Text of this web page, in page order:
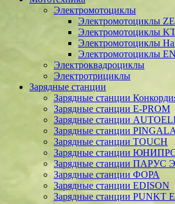
Электромотоциклы
Электромотоциклы
Электромотоциклы
Электромотоциклы
Электромотоциклы
Электроквадроциклы
Электротрициклы
Зарядные станции
Зарядные станции
Зарядные станции E-PROM
Зарядные станции
Зарядные станции
Зарядные станции TOUCH
Зарядные станции
Зарядные станции ПАРУС
Зарядные станции ФОРА
Зарядные станции EDISON
Зарядные станции PUNKT E